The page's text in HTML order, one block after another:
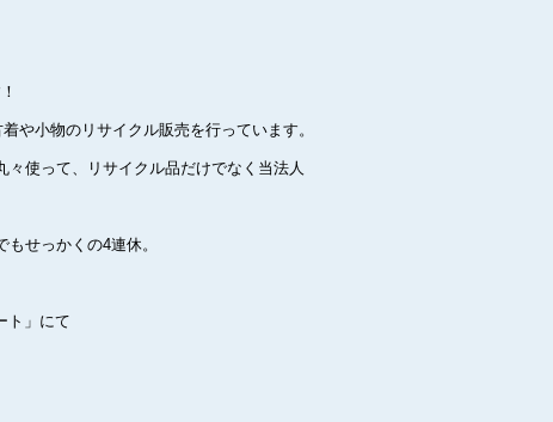
や小物のリサイクル販売を行っています。
使って、リサイクル品だけでなく当法人
せっかくの4連休。
ト」にて